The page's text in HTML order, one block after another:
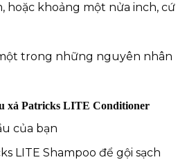
hoặc khoảng một nửa inch, cứ
trong những nguyên nhân
xả Patricks LITE Conditioner
của bạn
LITE Shampoo để gội sạch